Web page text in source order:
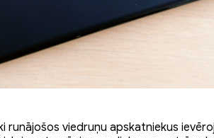
runājošos viedruņu apskatniekus